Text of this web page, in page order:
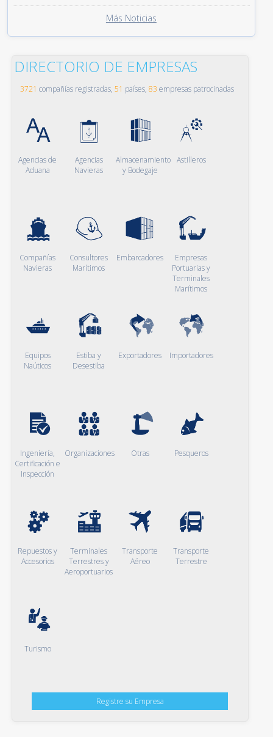
Más Noticias
DIRECTORIO DE EMPRESAS
3721 compañías registradas, 51 países, 83 empresas patrocinadas
Agencias de
Aduana
Agencias
Navieras
Almacenamiento
y Bodegaje
Astilleros
Compañías
Navieras
Consultores
Marítimos
Embarcadores
Empresas
Portuarias y
Terminales
Marítimos
Equipos
Naúticos
Estiba y
Desestiba
Exportadores Importadores
Ingeniería,
Certificación e
Inspección
Organizaciones Otras Pesqueros
Repuestos y
Accesorios
Terminales
Terrestres y
Aeroportuarios
Transporte
Aéreo
Transporte
Terrestre
Turismo
Registre su Empresa